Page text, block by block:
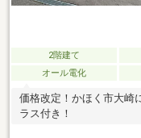
2階建て
オール電化
価格改定！かほく市大崎
ラス付き！